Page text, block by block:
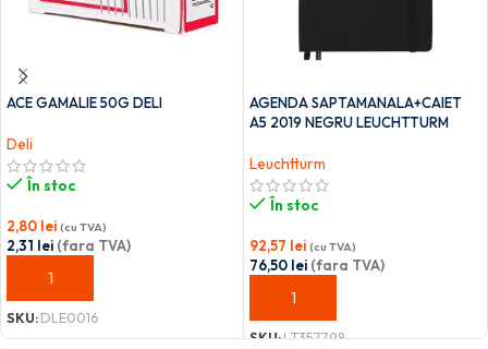
ACE GAMALIE 50G DELI
Deli
În stoc
2,80 lei (cu TVA)
2,31 lei (fara TVA)
ADAUGĂ ÎN COȘ
SKU:DLE0016
AGENDA SAPTAMANALA+CAIET
A5 2019 NEGRU LEUCHTTURM
Leuchtturm
În stoc
92,57 lei (cu TVA)
76,50 lei (fara TVA)
ADAUGĂ ÎN COȘ
SKU:LT357798